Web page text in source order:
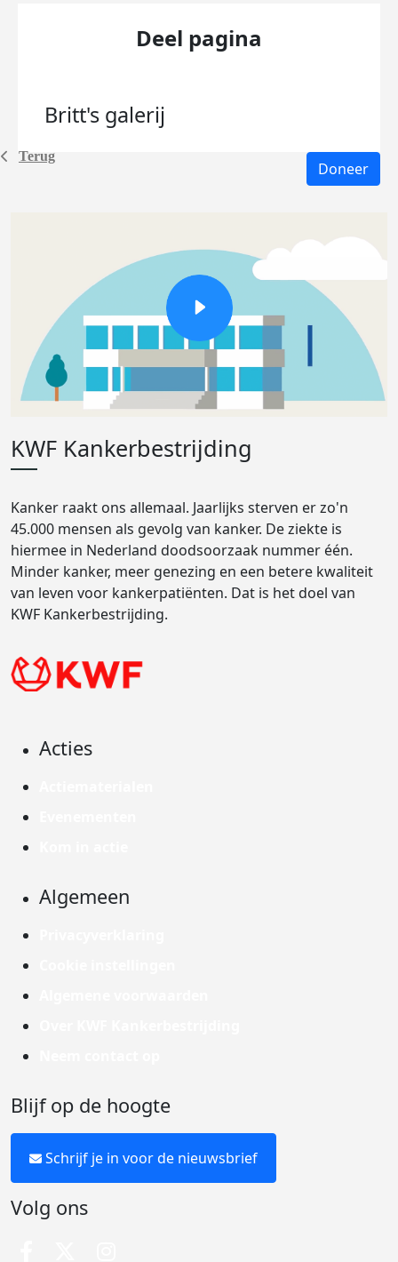
Terug
Deel pagina
Britt's galerij
Doneer
KWF Kankerbestrijding
Kanker raakt ons allemaal. Jaarlijks sterven er zo'n
45.000 mensen als gevolg van kanker. De ziekte is
hiermee in Nederland doodsoorzaak nummer één.
Minder kanker, meer genezing en een betere kwaliteit
van leven voor kankerpatiënten. Dat is het doel van
KWF Kankerbestrijding.
Acties
Algemeen
Blijf op de hoogte
Schrijf je in voor de nieuwsbrief
Volg ons